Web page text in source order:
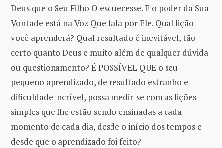
Deus que o Seu Filho O esquecesse. E o poder da Sua
Vontade está na Voz Que fala por Ele. Qual lição
você aprenderá? Qual resultado é inevitável, tão
certo quanto Deus e muito além de qualquer dúvida
ou questionamento? É POSSÍVEL QUE o seu
pequeno aprendizado, de resultado estranho e
dificuldade incrível, possa medir-se com as lições
simples que lhe estão sendo ensinadas a cada
momento de cada dia, desde o início dos tempos e
desde que o aprendizado foi feito?